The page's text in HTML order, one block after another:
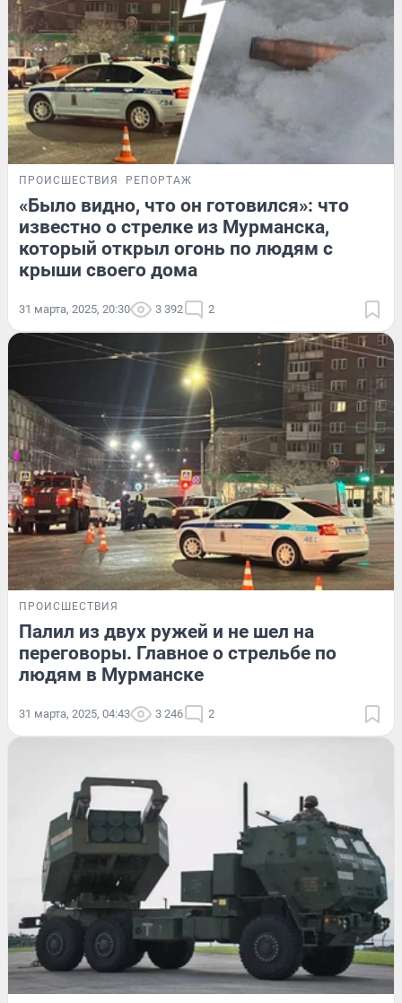
ПРОИСШЕСТВИЯ РЕПОРТАЖ
«Было видно, что он готовился»: что
известно о стрелке из Мурманска,
который открыл огонь по людям с
крыши своего дома
31 марта, 2025, 20:30 3 392 2
ПРОИСШЕСТВИЯ
Палил из двух ружей и не шел на
переговоры. Главное о стрельбе по
людям в Мурманске
31 марта, 2025, 04:43 3 246 2